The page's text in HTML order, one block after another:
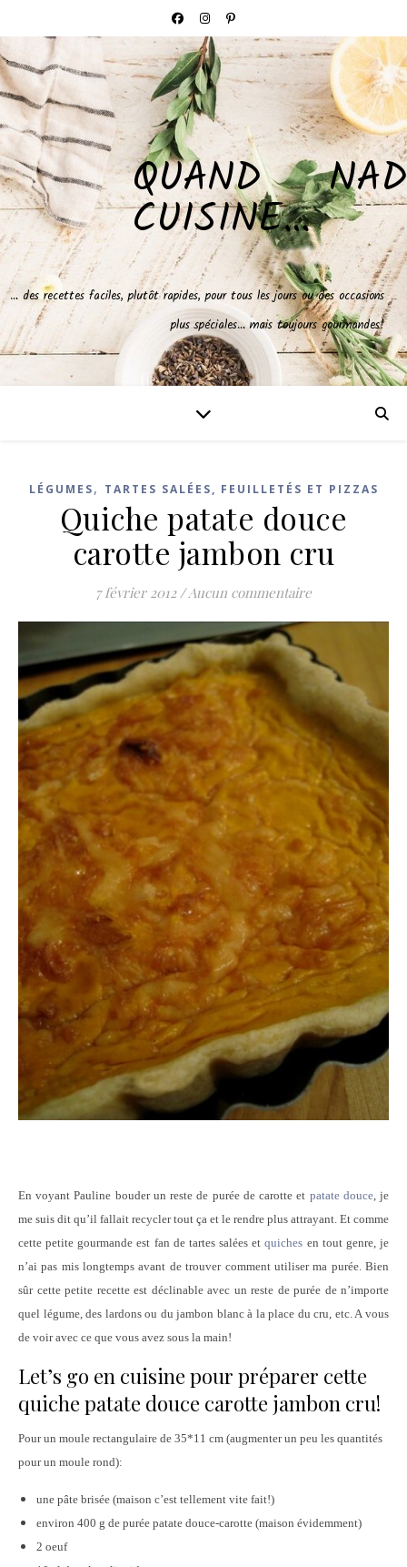
QUAND NAD
CUISINE…
… des recettes faciles, plutôt rapides, pour tous les jours ou des occasions
plus spéciales… mais toujours gourmandes!
LÉGUMES, TARTES SALÉES, FEUILLETÉS ET PIZZAS
Quiche patate douce
carotte jambon cru
7 février 2012 /Aucun commentaire
En voyant Pauline bouder un reste de purée de carotte et patate douce, je
me suis dit qu’il fallait recycler tout ça et le rendre plus attrayant. Et comme
cette petite gourmande est fan de tartes salées etquiches en tout genre, je
n’ai pas mis longtemps avant de trouver comment utiliser ma purée. Bien
sûr cette petite recette est déclinable avec un reste de purée de n’importe
quel légume, des lardons ou du jambon blanc à la place du cru, etc. A vous
de voir avec ce que vous avez sous la main!
Let’s go en cuisine pour préparer cette
quiche patate douce carotte jambon cru!
Pour un moule rectangulaire de 35*11 cm (augmenter un peu les quantités
pour un moule rond):
une pâte brisée (maison c’est tellement vite fait!)
environ 400 g de purée patate douce-carotte (maison évidemment)
2 oeuf